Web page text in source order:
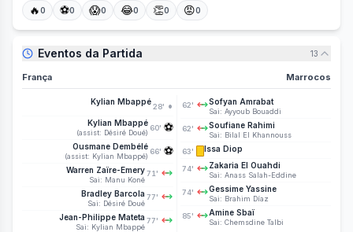
🔥0 ⚽0 😱0 😂0 👏0 😡0
Eventos da Partida 13
França Marrocos
28' •
Kylian Mbappé
60' ⚽
Kylian Mbappé
(assist: Désiré Doué)
66' ⚽
Ousmane Dembélé
(assist: Kylian Mbappé)
71'
Warren Zaïre-Emery
Sai: Manu Koné
77'
Bradley Barcola
Sai: Désiré Doué
77'
Jean-Philippe Mateta
Sai: Kylian Mbappé
62' Sofyan Amrabat
Sai: Ayyoub Bouaddi
62'
Soufiane Rahimi
Sai: Bilal El Khannouss
63'
Issa Diop
74' Zakaria El Ouahdi
Sai: Anass Salah-Eddine
74'
Gessime Yassine
Sai: Brahim Díaz
85'
Amine Sbaï
Sai: Chemsdine Talbi